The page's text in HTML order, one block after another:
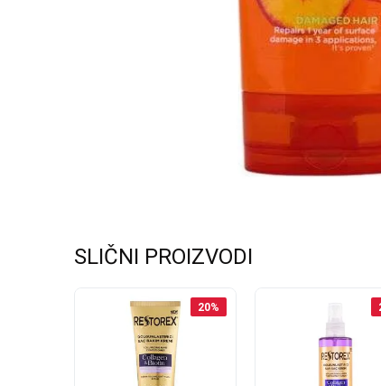
SLIČNI PROIZVODI
20%